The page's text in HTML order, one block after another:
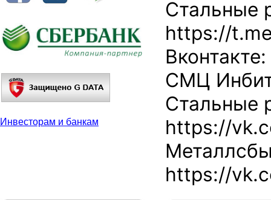
Инвесторам и банкам
Стальные
https://
Вконтакте:
СМЦ
Стальные
https://
https://